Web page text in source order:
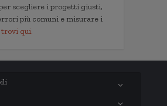
scegliere i progetti giusti,
più comuni e misurare i
trovi qui.